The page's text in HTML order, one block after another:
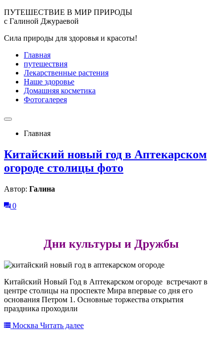
ПУТЕШЕСТВИЕ В МИР ПРИРОДЫ
с Галиной Джураевой
Сила природы для здоровья и красоты!
Главная
путешествия
Лекарственные растения
Наше здоровье
Домашняя косметика
Фотогалерея
Главная
Китайский новый год в Аптекарском
огороде столицы фото
Автор: Галина
0
Дни культуры и Дружбы
Китайский Новый Год в Аптекарском огороде встречают в
центре столицы на проспекте Мира впервые со дня его
основания Петром 1. Основные торжества открытия
праздника проходили
Москва Читать далее